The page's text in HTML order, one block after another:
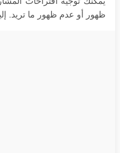
ظهور أو عدم ظهور ما تريد.